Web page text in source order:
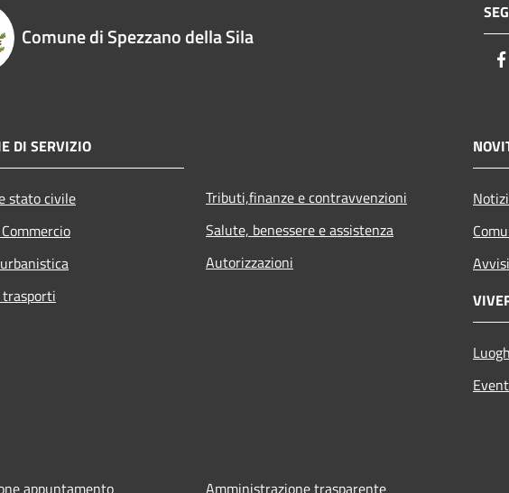
Comune di Spezzano della Sila
DI SERVIZIO
stato civile
Tributi,finanze e contravvenzioni
Salute, benessere e assistenza
Autorizzazioni
Avvisi
appuntamento Amministrazione trasparente